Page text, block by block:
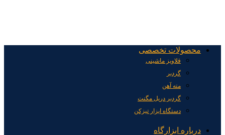
محصولات تخصصی
قلاویز ماشینی
گردبر
مته آهن
گردبر دریل مگنت
دستگاه ابزار تیزکن
درباره ابزارگاه